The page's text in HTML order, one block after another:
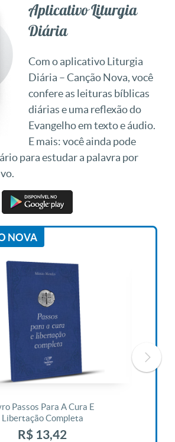
Aplicativo Liturgia
Diária
Com o aplicativo Liturgia
Diária – Canção Nova, você
confere as leituras bíblicas
diárias e uma reflexão do
Evangelho em texto e áudio.
E mais: você ainda pode
para estudar a palavra por
NOVA
Passos Para A Cura E
Libertação Completa
R$ 13,42